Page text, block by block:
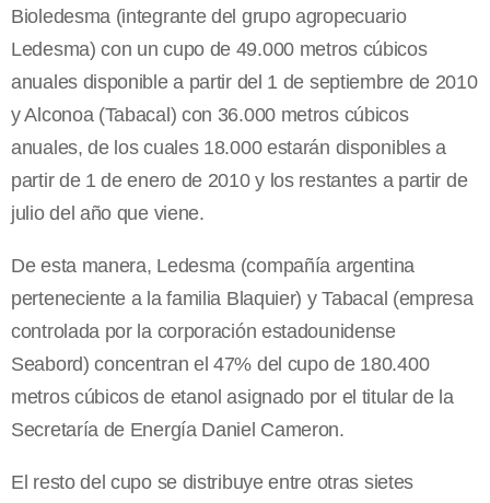
Bioledesma (integrante del grupo agropecuario
Ledesma) con un cupo de 49.000 metros cúbicos
anuales disponible a partir del 1 de septiembre de 2010
y Alconoa (Tabacal) con 36.000 metros cúbicos
anuales, de los cuales 18.000 estarán disponibles a
partir de 1 de enero de 2010 y los restantes a partir de
julio del año que viene.
De esta manera, Ledesma (compañía argentina
perteneciente a la familia Blaquier) y Tabacal (empresa
controlada por la corporación estadounidense
Seabord) concentran el 47% del cupo de 180.400
metros cúbicos de etanol asignado por el titular de la
Secretaría de Energía Daniel Cameron.
El resto del cupo se distribuye entre otras sietes